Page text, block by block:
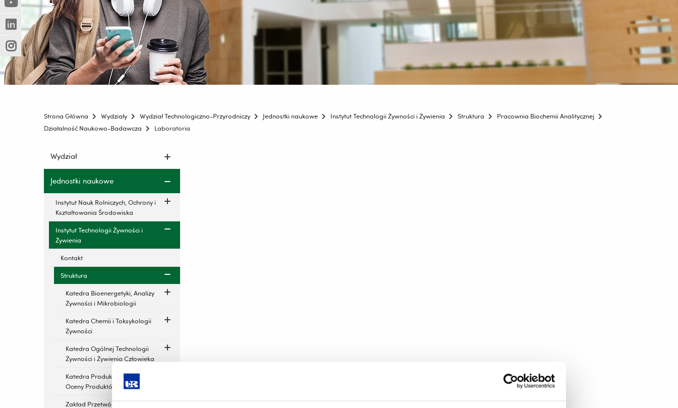
innej
strony)
(Nowe
okno)
(Link
do
innej
strony)
(Nowe
okno)
(Link
do
innej
strony)
(Nowe
okno)
(Link
do
innej
strony)
Strona Główna Wydziały Wydział Technologiczno-Przyrodniczy Jednostki naukowe Instytut Technologii Żywności i Żywienia Struktura
Pracownia Biochemii Analitycznej
Działalność Naukowo-Badawcza
Laboratoria
Pomiń
i
przejdź
do
treści
Wydział
Jednostki naukowe
Instytut Nauk Rolniczych, Ochrony i
Kształtowania Środowiska
Instytut Technologii Żywności i
Żywienia
Kontakt
Struktura
Katedra Bioenergetyki, Analizy
Żywności i Mikrobiologii
Katedra Chemii i Toksykologii
Żywności
Katedra Ogólnej Technologii
Żywności i Żywienia Człowieka
Katedra Produkcji Zwierzęcej i
Oceny Produktów Drobiarskich
Zakład Przetwórstwa i